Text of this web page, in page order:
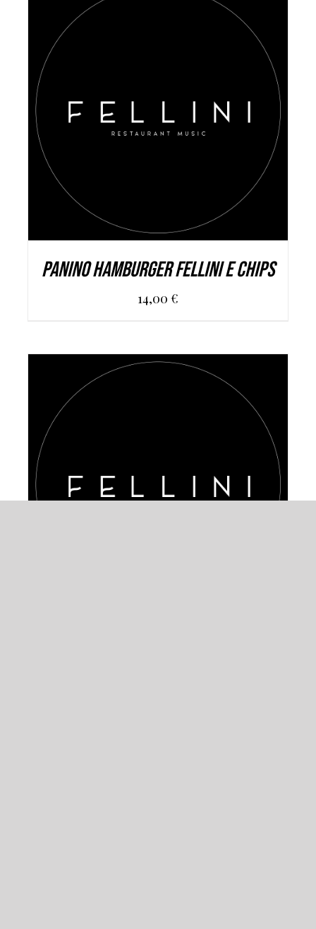
AGGIUNGI AL CARRELLO DETAILS
PANINO HAMBURGER FELLINI E CHIPS
14,00 €